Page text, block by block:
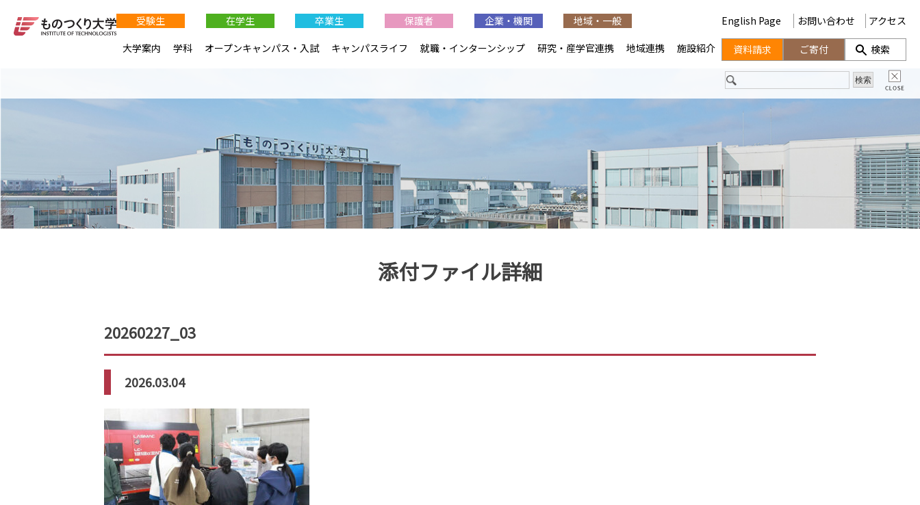
添付ファイル詳細
20260227_03
2026.03.04
受験生 在学生 卒業生 保護者 企業・機関
地域・一般
大学案内
学科 オープンキャンパス・入試 キャンパスライフ 就職・インターンシップ 研究・産学官連携 地域連携 施設紹介
English Page お問い合わせ アクセス
資料請求 ご寄付 検索